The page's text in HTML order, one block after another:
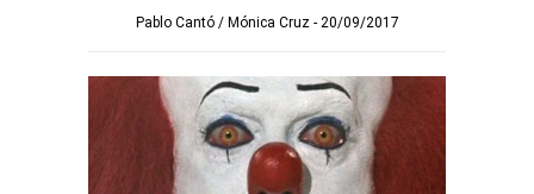
Pablo Cantó/ Mónica Cruz 20/09/2017